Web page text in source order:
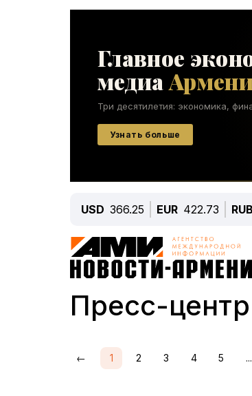
USD 366.25 EUR 422.73 RUB
Пресс-центр
← 1 2 3 4 5 ...